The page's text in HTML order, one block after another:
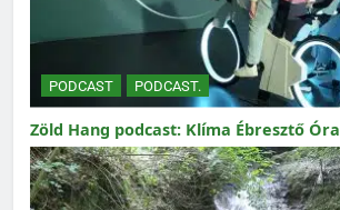
PODCAST PODCAST.
Zöld Hang podcast: Klíma Ébresztő Óra